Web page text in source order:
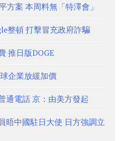
方案 本周料無「特澤會」
整頓 打擊冒充政府詐騙
推日版DOGE
企業放緩加價
通電話 京：由美方發起
晤中國駐日大使 日方強調立